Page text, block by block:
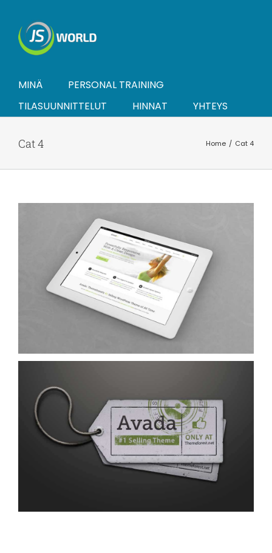
content
MINÄ
PERSONAL TRAINING
TILASUUNNITTELUT
HINNAT YHTEYS
Cat 4 Home Cat 4